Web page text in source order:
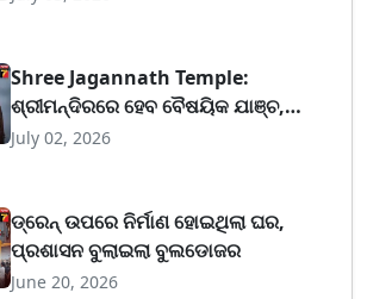
Shree Jagannath Temple:
ଶ୍ରୀମନ୍ଦିରରେ ହେବ ବୈଷୟିକ ଯାଞ୍ଚ,
ଏଏସଆଇକୁ ପୂର୍ତ୍ତ ବିଭାଗର ଚିଠି
July 02, 2026
ଡ୍ରେନ୍ ଉପରେ ନିର୍ମାଣ ହୋଇଥିଲା ଘର,
ପ୍ରଶାସନ ବୁଲାଇଲା ବୁଲଡୋଜର
June 20, 2026